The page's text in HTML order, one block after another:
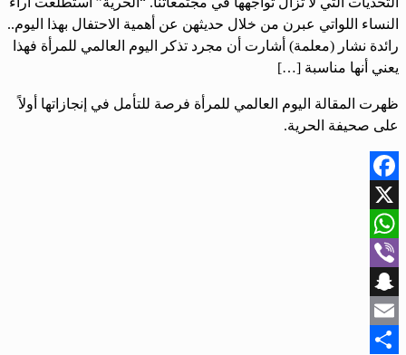
النساء اللواتي عبرن من خلال حديثهن عن أهمية الاحتفال بهذا اليوم..
رائدة نشار (معلمة) أشارت أن مجرد تذكر اليوم العالمي للمرأة فهذا
يعني أنها مناسبة […]
ظهرت المقالة اليوم العالمي للمرأة فرصة للتأمل في إنجازاتها أولاً
على صحيفة الحرية.
Facebook
X
WhatsApp
Viber
Snapchat
Email